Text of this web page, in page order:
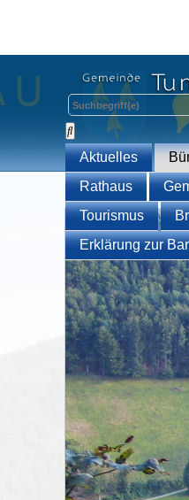
Aktuelles
Rathaus
Tourismus
Erklärung zur